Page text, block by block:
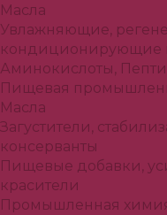
Масла
Увлажняющие,
кондиционирующие
Аминокислоты,
Пищевая
Масла
Загустители,
консерванты
Пищевые добавки,
красители
Промышленная